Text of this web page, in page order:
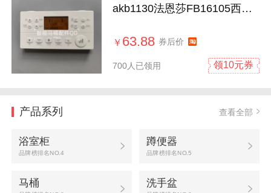
akb1130法恩莎FB16105西马
￥ 63.88 券后价
700人已领用 领10元券
产品系列 查看全部
浴室柜
品牌榜排名NO.4
蹲便器
品牌榜排名NO.5
马桶 洗手盆